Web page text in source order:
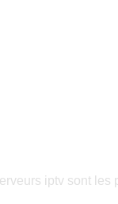
iptv sont